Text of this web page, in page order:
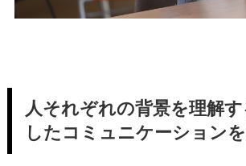
人それぞれの背景を理解
したコミュニケーション